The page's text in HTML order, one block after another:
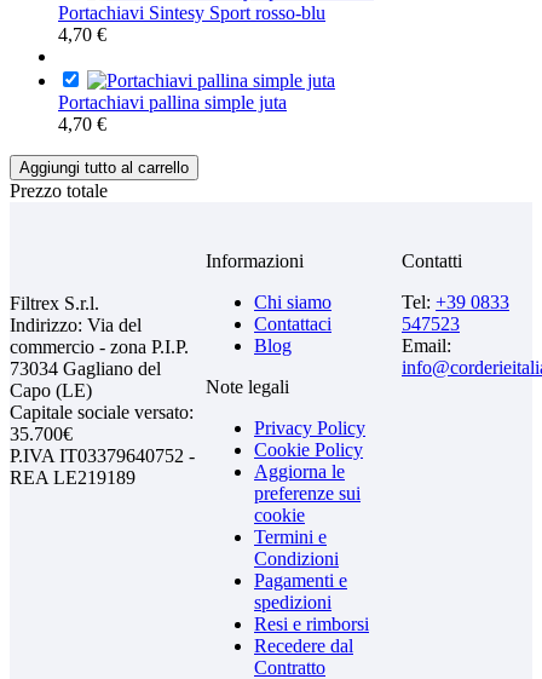
Portachiavi Sintesy Sport rosso-blu
4,70 €
Portachiavi pallina simple juta
4,70 €
Aggiungi tutto al carrello
Prezzo totale
Filtrex S.r.l.
Indirizzo: Via del
commercio - zona P.I.P.
73034 Gagliano del
Capo (LE)
Capitale sociale versato:
35.700€
P.IVA IT03379640752 -
REA LE219189
Informazioni
Chi siamo
Contattaci
Blog
Note legali
Privacy Policy
Cookie Policy
Aggiorna le
preferenze sui
cookie
Termini e
Condizioni
Pagamenti e
spedizioni
Resi e rimborsi
Recedere dal
Contratto
Contatti
Tel: +39 0833
547523
Email: